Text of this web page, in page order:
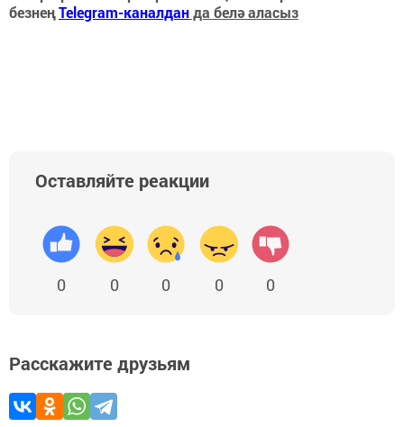
безнеңTelegram-каналданда белә аласыз
Оставляйте реакции
0 0 0 0 0
Расскажите друзьям